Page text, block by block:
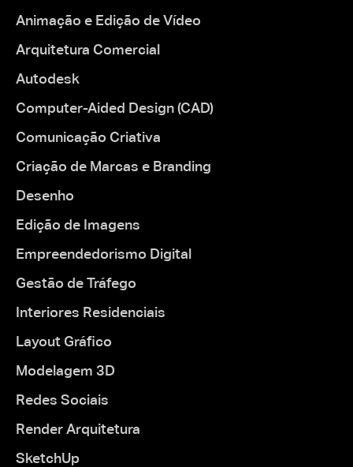
Animação e Edição de Vídeo
Arquitetura Comercial
Autodesk
Computer-Aided Design (CAD)
Comunicação Criativa
Criação de Marcas e Branding
Desenho
Edição de Imagens
Empreendedorismo Digital
Gestão de Tráfego
Interiores Residenciais
Layout Gráfico
Modelagem 3D
Redes Sociais
Render Arquitetura
SketchUp